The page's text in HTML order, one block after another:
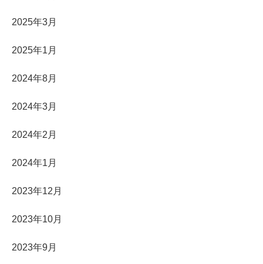
2025年3月
2025年1月
2024年8月
2024年3月
2024年2月
2024年1月
2023年12月
2023年10月
2023年9月